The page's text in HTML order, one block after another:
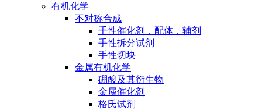
有机化学
不对称合成
手性催化剂，配体，辅剂
手性拆分试剂
手性切块
金属有机化学
硼酸及其衍生物
金属催化剂
格氏试剂